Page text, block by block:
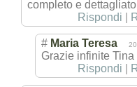
completo e
Rispondi
# Maria Teresa
Grazie infinite
Rispondi